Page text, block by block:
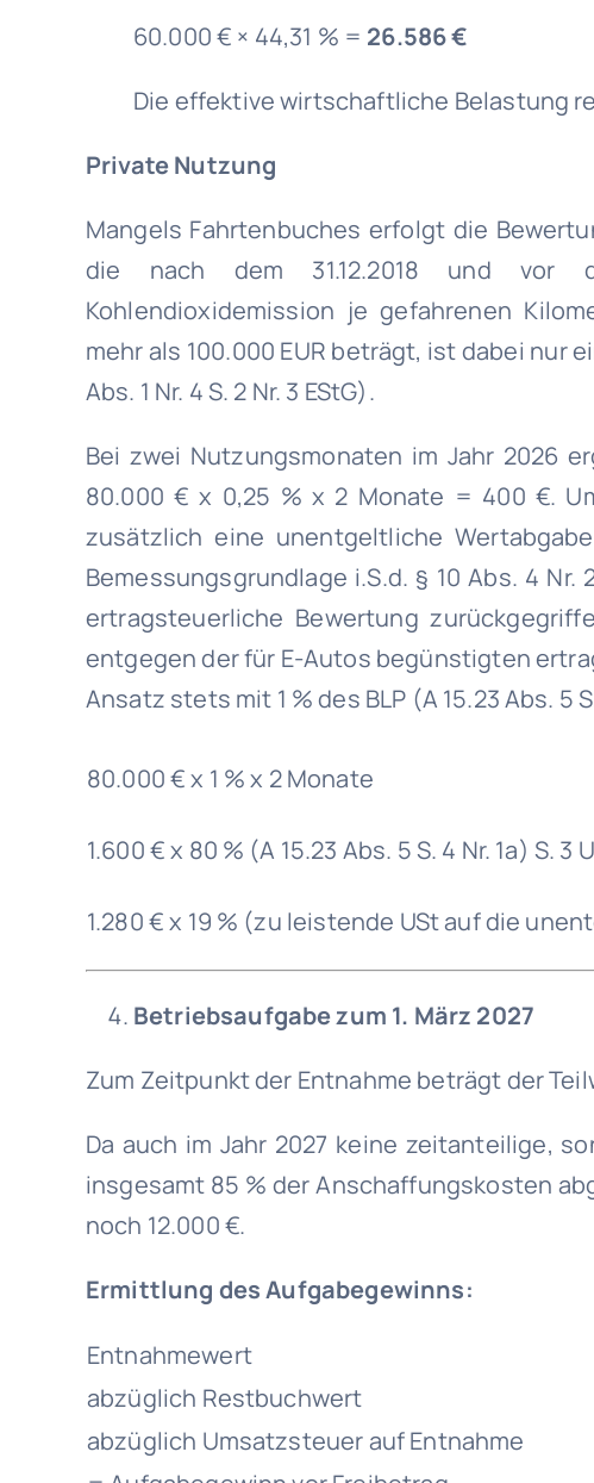
60.000 € × 44,31 % = 26.586 €
Die effektive wirtschaftliche Belastung
Private Nutzung
Mangels Fahrtenbuches erfolgt die
die nach dem 31.12.2018 und vor
Kohlendioxidemission je gefahrenen
mehr als 100.000 EUR beträgt, ist dabei
Abs. 1 Nr. 4 S. 2 Nr. 3 EStG).
Bei zwei Nutzungsmonaten im Jahr 2026
80.000 € x 0,25 % x 2 Monate = 400 €.
zusätzlich eine unentgeltliche
Bemessungsgrundlage i.S.d. § 10 Abs. 4
ertragsteuerliche Bewertung
entgegen der für E-Autos begünstigten
Ansatz stets mit 1 % des BLP (A 15.23 Abs. 5
80.000 € x 1 % x 2 Monate
1.600 € x 80 % (A 15.23 Abs. 5 S. 4 Nr. 1a) S. 3
1.280 € x 19 % (zu leistende USt auf die
Betriebsaufgabe zum 1. März 2027
Zum Zeitpunkt der Entnahme beträgt der
Da auch im Jahr 2027 keine zeitanteilige,
insgesamt 85 % der Anschaffungskosten
noch 12.000 €.
Ermittlung des Aufgabegewinns:
Entnahmewert
abzüglich Restbuchwert
abzüglich Umsatzsteuer auf Entnahme